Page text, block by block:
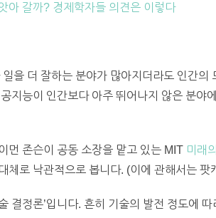
아 갈까? 경제학자들 의견은 이렇다
을 더 잘하는 분야가 많아지더라도 인간
지능이 인간보다 아주 뛰어나지 않은 분
먼 존슨이 공동 소장을 맡고 있는 MIT 미래
체로 낙관적으로 봅니다. (이에 관해서는 팟
결정론’입니다. 흔히 기술의 발전 정도에